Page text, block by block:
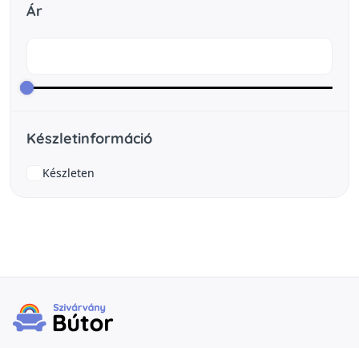
Ár
Készletinformáció
Készleten